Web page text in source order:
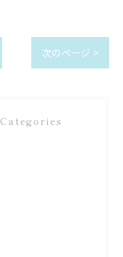
次のページ >
Categories